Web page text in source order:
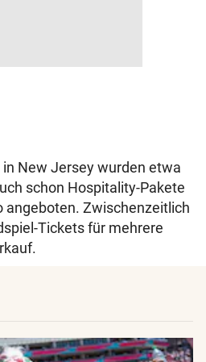
in New Jersey wurden etwa
schon Hospitality-Pakete
angeboten. Zwischenzeitlich
Tickets für mehrere